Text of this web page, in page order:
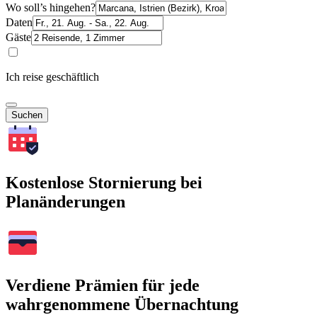
Wo soll’s hingehen?
Daten
Gäste
Ich reise geschäftlich
Suchen
Kostenlose Stornierung bei
Planänderungen
Verdiene Prämien für jede
wahrgenommene Übernachtung